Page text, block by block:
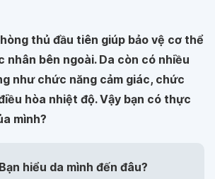
thủ đầu tiên giúp bảo vệ cơ thể
nhân bên ngoài. Da còn có nhiều
như chức năng cảm giác, chức
hòa nhiệt độ. Vậy bạn có thực
mình?
hiểu da mình đến đâu?